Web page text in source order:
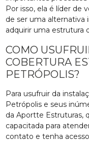
Por isso, ela é líder de
de ser uma alternativa
adquirir uma estrutura
COMO
COBERTURA
PETRÓPOLIS?
Para usufruir da
Petrópolis e seus
da Aportte Estruturas,
capacitada para
contato e tenha